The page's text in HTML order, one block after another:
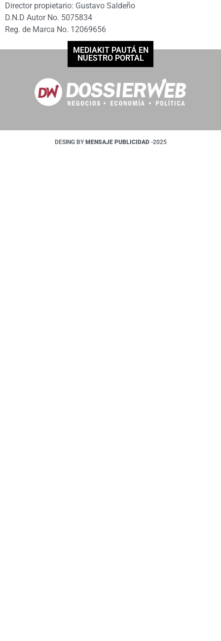
Director propietario: Gustavo Saldeño
D.N.D Autor No. 5075834
Reg. de Marca No. 12069656
MEDIAKIT PAUTÁ EN
NUESTRO PORTAL
DESING BY MENSAJE PUBLICIDAD -2025